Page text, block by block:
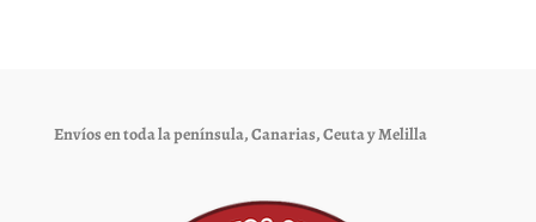
Envíos en toda la península, Canarias, Ceuta y Melilla